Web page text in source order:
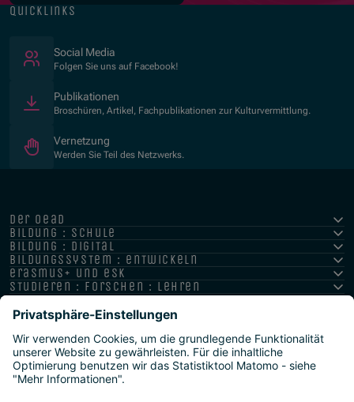
quicklinks
Social Media
Folgen Sie uns auf Facebook!
Publikationen
Broschüren, Artikel, Fachpublikationen zur Kulturvermittlung.
Vernetzung
Werden Sie Teil des Netzwerks.
der oead
bildung : schule
bildung : digital
bildungssystem : entwickeln
erasmus+ und esk
studieren : forschen : lehren
hochschule : strategie : international